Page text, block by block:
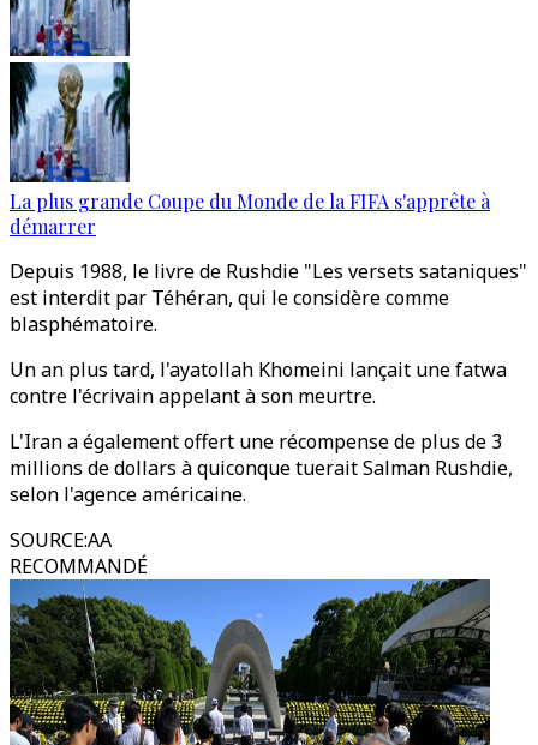
La plus grande Coupe du Monde de la FIFA s'apprête à
démarrer
Depuis 1988, le livre de Rushdie "Les versets sataniques"
est interdit par Téhéran, qui le considère comme
blasphématoire.
Un an plus tard, l'ayatollah Khomeini lançait une fatwa
contre l'écrivain appelant à son meurtre.
L'Iran a également offert une récompense de plus de 3
millions de dollars à quiconque tuerait Salman Rushdie,
selon l'agence américaine.
SOURCE:AA
RECOMMANDÉ